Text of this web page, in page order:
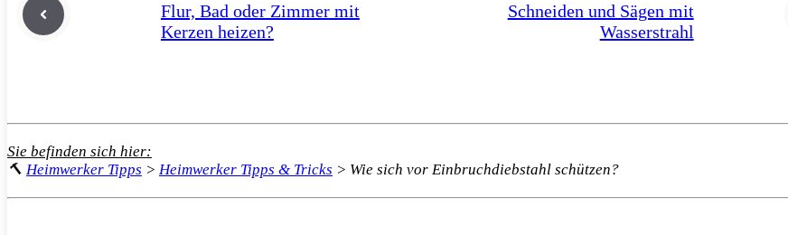
Flur, Bad oder Zimmer mit
Kerzen heizen?
Schneiden und Sägen mit
Wasserstrahl
Sie befinden sich hier:
🔨 Heimwerker Tipps > Heimwerker Tipps & Tricks > Wie sich vor Einbruchdiebstahl schützen?